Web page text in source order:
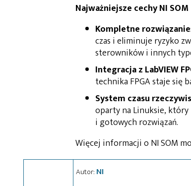
Najważniejsze cechy NI SOM
Kompletne rozwiązanie
czas i eliminuje ryzyko
sterowników i innych
Integracja z LabVIEW
technika FPGA staje się
System czasu
oparty na Linuksie,
i gotowych rozwiązań.
Więcej informacji o NI SOM
Autor: NI